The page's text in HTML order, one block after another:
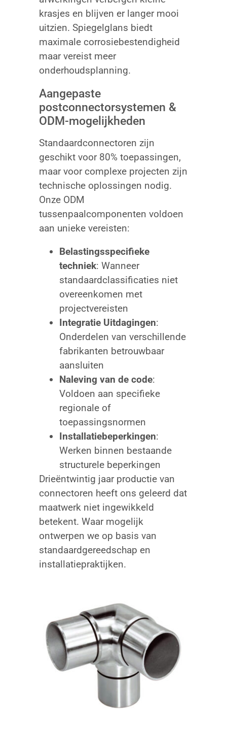
krasjes en blijven er langer mooi
uitzien. Spiegelglans biedt
maximale corrosiebestendigheid
maar vereist meer
onderhoudsplanning.
Aangepaste
postconnectorsystemen &
ODM-mogelijkheden
Standaardconnectoren zijn
geschikt voor 80% toepassingen,
maar voor complexe projecten zijn
technische oplossingen nodig.
Onze ODM
tussenpaalcomponenten voldoen
aan unieke vereisten:
Belastingsspecifieke
techniek: Wanneer
standaardclassificaties niet
overeenkomen met
projectvereisten
Integratie Uitdagingen:
Onderdelen van verschillende
fabrikanten betrouwbaar
aansluiten
Naleving van de code:
Voldoen aan specifieke
regionale of
toepassingsnormen
Installatiebeperkingen:
Werken binnen bestaande
structurele beperkingen
Drieëntwintig jaar productie van
connectoren heeft ons geleerd dat
maatwerk niet ingewikkeld
betekent. Waar mogelijk
ontwerpen we op basis van
standaardgereedschap en
installatiepraktijken.